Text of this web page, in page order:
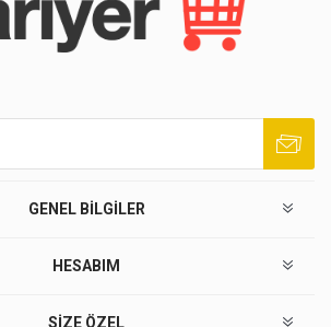
GENEL BILGILER
HESABIM
SIZE ÖZEL